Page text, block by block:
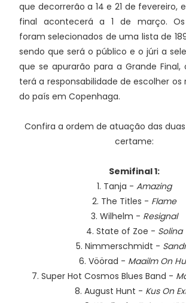
que decorrerão a 14 e 21 de fevereiro,
final acontecerá a 1 de março. Os
foram selecionados de uma lista de
sendo que será o público e o júri a
que se apurarão para a Grande Final,
terá a responsabilidade de escolher os
do país em Copenhaga.
Confira a ordem de atuação das
certame:
Semifinal 1:
1. Tanja - Amazing
2. The Titles - Flame
3. Wilhelm - Resignal
4. State of Zoe - Solina
5. Nimmerschmidt -
6. Vöörad - Maailm On
7. Super Hot Cosmos Blues Band -
8. August Hunt - Kus On